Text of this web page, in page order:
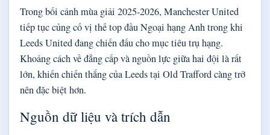
Trong bối cảnh mùa giải 2025-2026, Manchester United
tiếp tục củng cố vị thế top đầu Ngoại hạng Anh trong khi
Leeds United đang chiến đấu cho mục tiêu trụ hạng.
Khoảng cách về đẳng cấp và nguồn lực giữa hai đội là rất
lớn, khiến chiến thắng của Leeds tại Old Trafford càng trở
nên đặc biệt hơn.
Nguồn dữ liệu và trích dẫn